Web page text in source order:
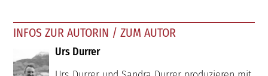
INFOS ZUR AUTORIN / ZUM AUTOR
Urs Durrer